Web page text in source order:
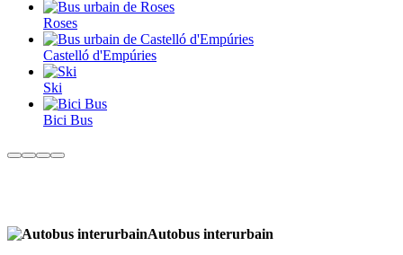
Roses
Castelló d'Empúries
Ski
Bici Bus
Autobus interurbain